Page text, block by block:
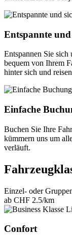
Entspannte
Entspannen Sie sich
bequem von Ihrem
hinter sich und
Einfache
Buchen Sie Ihre
kümmern uns um
verläuft.
Einzel- oder
ab CHF 2.5/km
Confort